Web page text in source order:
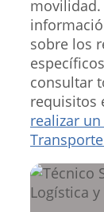
sobre los
consultar
requisitos
realizar